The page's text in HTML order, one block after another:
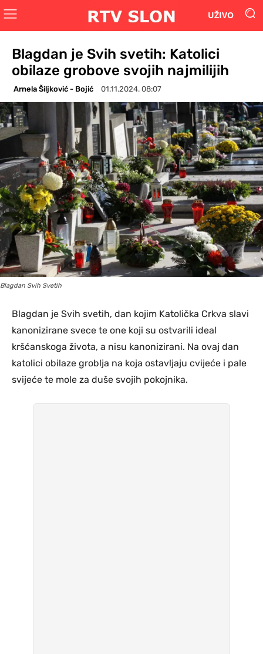
UŽIVO
Blagdan je Svih svetih: Katolici
obilaze grobove svojih najmilijih
Arnela Šiljković - Bojić 01.11.2024. 08:07
Blagdan Svih Svetih
Blagdan je Svih svetih, dan kojim Katolička Crkva slavi
kanonizirane svece te one koji su ostvarili ideal
kršćanskoga života, a nisu kanonizirani. Na ovaj dan
katolici obilaze groblja na koja ostavljaju cvijeće i pale
svijeće te mole za duše svojih pokojnika.